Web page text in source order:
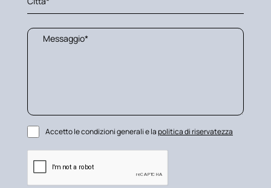
Accetto le condizioni generali e lapolitica di riservatezza